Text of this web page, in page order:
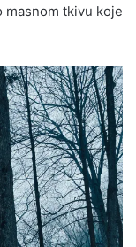
masnom tkivu koje